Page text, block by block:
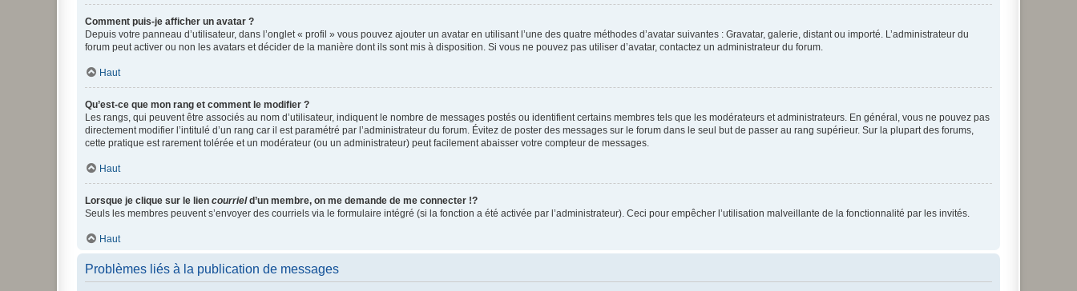
Comment puis-je afficher un avatar ?
Depuis votre panneau d’utilisateur, dans l’onglet « profil » vous pouvez ajouter un avatar en utilisant l’une des quatre méthodes d’avatar suivantes : Gravatar, galerie, distant ou importé. L’administrateur du
forum peut activer ou non les avatars et décider de la manière dont ils sont mis à disposition. Si vous ne pouvez pas utiliser d’avatar, contactez un administrateur du forum.
Haut
Qu’est-ce que mon rang et comment le modifier ?
Les rangs, qui peuvent être associés au nom d’utilisateur, indiquent le nombre de messages postés ou identifient certains membres tels que les modérateurs et administrateurs. En général, vous ne pouvez pas
directement modifier l’intitulé d’un rang car il est paramétré par l’administrateur du forum. Évitez de poster des messages sur le forum dans le seul but de passer au rang supérieur. Sur la plupart des forums,
cette pratique est rarement tolérée et un modérateur (ou un administrateur) peut facilement abaisser votre compteur de messages.
Haut
Lorsque je clique sur le lien courrield’un membre, on me demande de me connecter !?
Seuls les membres peuvent s’envoyer des courriels via le formulaire intégré (si la fonction a été activée par l’administrateur). Ceci pour empêcher l’utilisation malveillante de la fonctionnalité par les invités.
Haut
Problèmes liés à la publication de messages